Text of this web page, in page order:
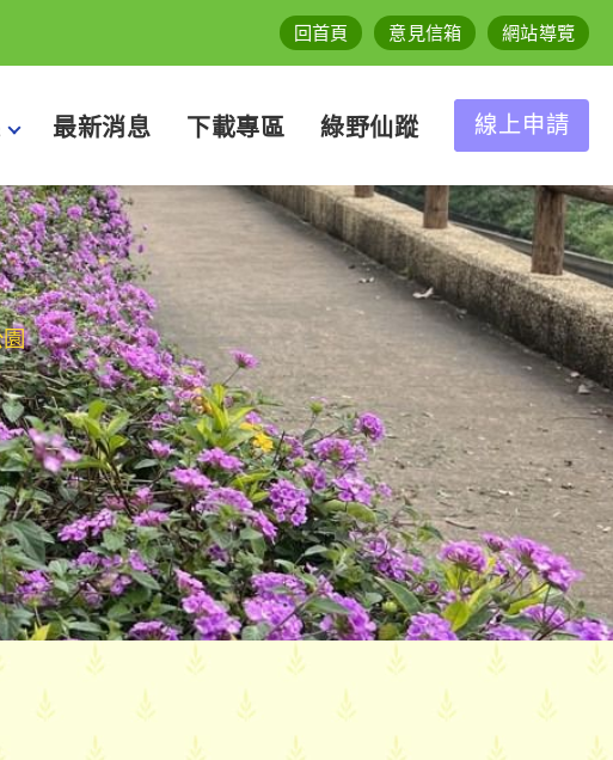
回首頁 意見信箱 網站導覽
最新消息 下載專區 綠野仙蹤 線上申請